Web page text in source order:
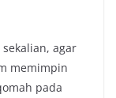
agar
memimpin
pada